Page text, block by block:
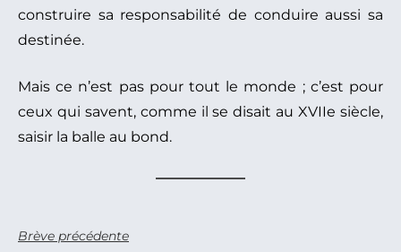
construire sa responsabilité de conduire aussi sa
destinée.
Mais ce n’est pas pour tout le monde ; c’est pour
ceux qui savent, comme il se disait au XVIIe siècle,
saisir la balle au bond.
Brève précédente